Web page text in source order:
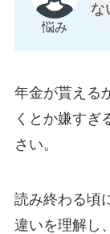
悩み
な
年金が貰える
くとか嫌すぎ
さい。
読み終わる頃
違いを理解し